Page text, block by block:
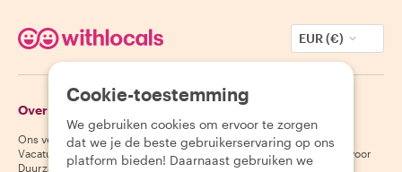
EUR (€)
Over Withlocals
Ons verhaal
Vacatures
Duurzaamheid
Gasten
Helpcentrum voor gasten
Annuleringsvoorwaarden voor
gasten
Cookie-toestemming
We gebruiken cookies om ervoor te zorgen
dat we je de beste gebruikerservaring op ons
platform bieden! Daarnaast gebruiken we